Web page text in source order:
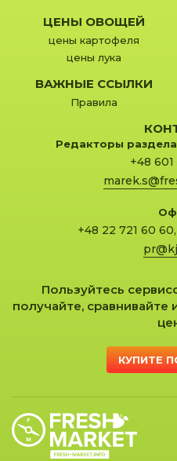
ЦЕНЫ ОВОЩЕЙ
цены картофеля
цены лука
ВАЖНЫЕ ССЫЛКИ
Правила
Редакторы
+48
+48 22 721 60 60,
Пользуйтесь
получайте, сравнивайте
КУПИТЕ